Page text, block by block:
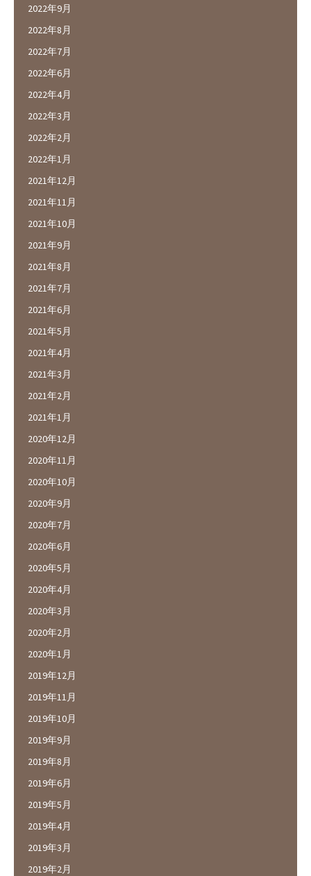
2022年9月
2022年8月
2022年7月
2022年6月
2022年4月
2022年3月
2022年2月
2022年1月
2021年12月
2021年11月
2021年10月
2021年9月
2021年8月
2021年7月
2021年6月
2021年5月
2021年4月
2021年3月
2021年2月
2021年1月
2020年12月
2020年11月
2020年10月
2020年9月
2020年7月
2020年6月
2020年5月
2020年4月
2020年3月
2020年2月
2020年1月
2019年12月
2019年11月
2019年10月
2019年9月
2019年8月
2019年6月
2019年5月
2019年4月
2019年3月
2019年2月